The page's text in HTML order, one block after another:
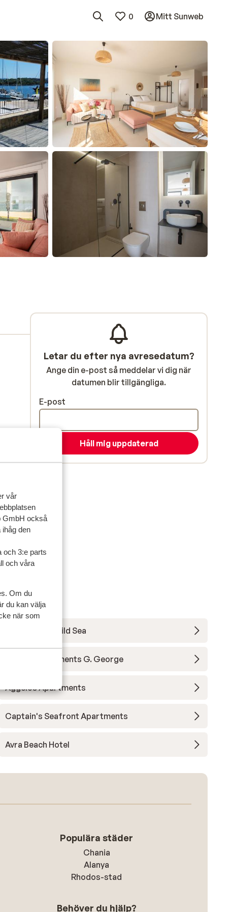
vår
GmbH också
den
och 3:e parts
och våra
Om du
du kan välja
när som
0 Mitt Sunweb
Letar du efter nya avresedatum?
Ange din e-post så meddelar vi dig när
datumen blir tillgängliga.
E-post
Håll mig uppdaterad
Apartments Wild Sea
Hotel & Apartments G. George
Aggelos Apartments
Captain's Seafront Apartments
Avra Beach Hotel
Populära städer
Chania
Alanya
Rhodos-stad
Behöver du hjälp?